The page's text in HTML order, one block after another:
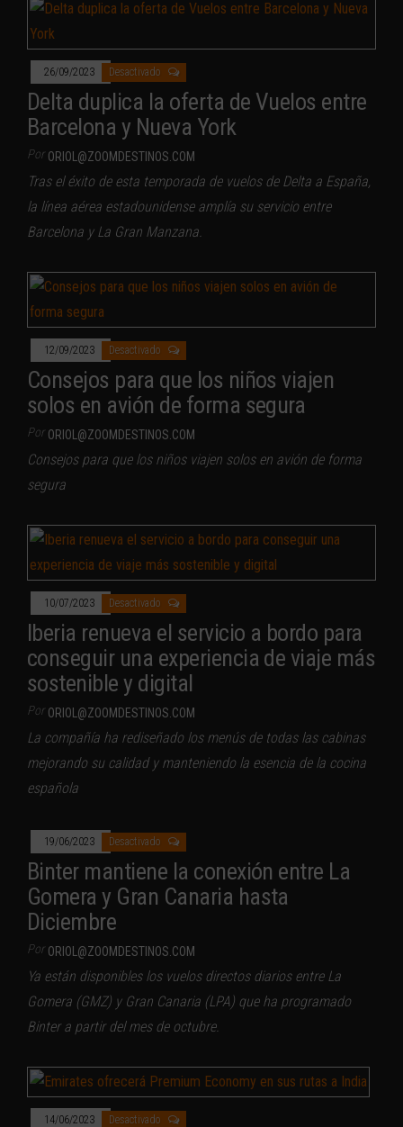
26/09/2023 Desactivado
Delta duplica la oferta de Vuelos entre
Barcelona y Nueva York
Por ORIOL@ZOOMDESTINOS.COM
Tras el éxito de esta temporada de vuelos de Delta a España,
la línea aérea estadounidense amplía su servicio entre
Barcelona y La Gran Manzana.
12/09/2023 Desactivado
Consejos para que los niños viajen
solos en avión de forma segura
Por ORIOL@ZOOMDESTINOS.COM
Consejos para que los niños viajen solos en avión de forma
segura
10/07/2023 Desactivado
Iberia renueva el servicio a bordo para
conseguir una experiencia de viaje más
sostenible y digital
Por ORIOL@ZOOMDESTINOS.COM
La compañía ha rediseñado los menús de todas las cabinas
mejorando su calidad y manteniendo la esencia de la cocina
española
19/06/2023 Desactivado
Binter mantiene la conexión entre La
Gomera y Gran Canaria hasta
Diciembre
Por ORIOL@ZOOMDESTINOS.COM
Ya están disponibles los vuelos directos diarios entre La
Gomera (GMZ) y Gran Canaria (LPA) que ha programado
Binter a partir del mes de octubre.
14/06/2023 Desactivado